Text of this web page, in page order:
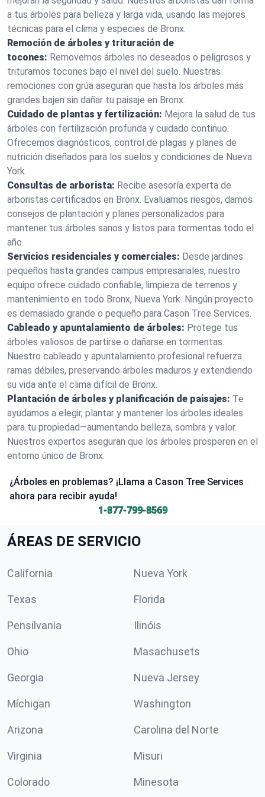
a tus árboles para belleza y larga vida, usando las mejores
técnicas para el clima y especies de Bronx.
Remoción de árboles y trituración de
tocones: Removemos árboles no deseados o peligrosos y
trituramos tocones bajo el nivel del suelo. Nuestras
remociones con grúa aseguran que hasta los árboles más
grandes bajen sin dañar tu paisaje en Bronx.
Cuidado de plantas y fertilización: Mejora la salud de tus
árboles con fertilización profunda y cuidado continuo.
Ofrecemos diagnósticos, control de plagas y planes de
nutrición diseñados para los suelos y condiciones de Nueva
York.
Consultas de arborista: Recibe asesoría experta de
arboristas certificados en Bronx. Evaluamos riesgos, damos
consejos de plantación y planes personalizados para
mantener tus árboles sanos y listos para tormentas todo el
año.
Servicios residenciales y comerciales: Desde jardines
pequeños hasta grandes campus empresariales, nuestro
equipo ofrece cuidado confiable, limpieza de terrenos y
mantenimiento en todo Bronx, Nueva York. Ningún proyecto
es demasiado grande o pequeño para Cason Tree Services.
Cableado y apuntalamiento de árboles: Protege tus
árboles valiosos de partirse o dañarse en tormentas.
Nuestro cableado y apuntalamiento profesional refuerza
ramas débiles, preservando árboles maduros y extendiendo
su vida ante el clima difícil de Bronx.
Plantación de árboles y planificación de paisajes: Te
ayudamos a elegir, plantar y mantener los árboles ideales
para tu propiedad—aumentando belleza, sombra y valor.
Nuestros expertos aseguran que los árboles prosperen en el
entorno único de Bronx.
¿Árboles en problemas? ¡Llama a Cason Tree Services
ahora para recibir ayuda!
1-877-799-8569
ÁREAS DE SERVICIO
California Nueva York
Texas Florida
Pensilvania Ilinóis
Ohio Masachusets
Georgia Nueva Jersey
Míchigan Washington
Arizona Carolina del Norte
Virginia Misuri
Colorado Minesota